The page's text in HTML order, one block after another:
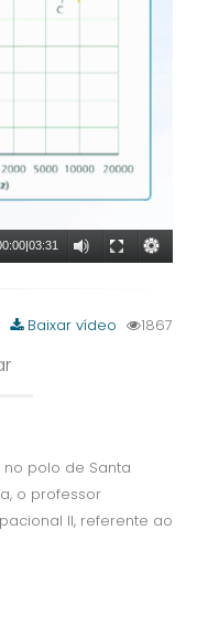
|03:31
Baixar vídeo 1867
polo de Santa
o professor
II, referente ao